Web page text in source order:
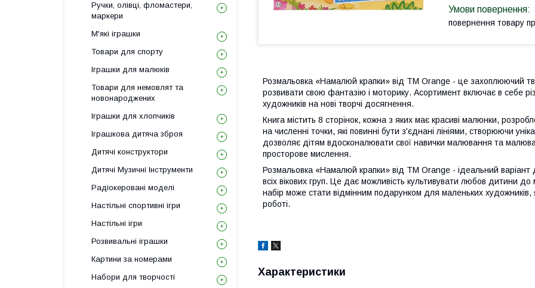
повернення товару
Розмальовка «Намалюй крапки» від ТМ Orange - це захоплюючий
розвивати свою фантазію і моторику. Асортимент включає в себе
художників на нові творчі досягнення.
Книга містить 8 сторінок, кожна з яких має красиві малюнки,
на численні точки, які повинні бути з'єднані лініями, створюючи
дозволяє дітям вдосконалювати свої навички малювання та
просторове мислення.
Розмальовка «Намалюй крапки» від ТМ Orange - ідеальний варіант
всіх вікових груп. Це дає можливість культивувати любов дитини
набір може стати відмінним подарунком для маленьких художників,
роботі.
Характеристики
Ручки, олівці, фломастери,
маркери
М'які іграшки
Товари для спорту
Іграшки для малюків
Товари для немовлят та
новонароджених
Іграшки для хлопчиків
Іграшкова дитяча зброя
Дитячі конструктори
Дитячі Музичні Інструменти
Радіокеровані моделі
Настільні спортивні ігри
Настільні ігри
Розвивальні іграшки
Картини за номерами
Набори для творчості